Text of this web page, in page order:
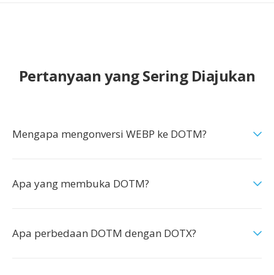
Pertanyaan yang Sering Diajukan
Mengapa mengonversi WEBP ke DOTM?
Apa yang membuka DOTM?
Apa perbedaan DOTM dengan DOTX?